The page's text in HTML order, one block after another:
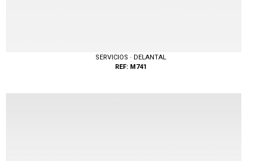
SERVICIOS · DELANTAL
REF: M741